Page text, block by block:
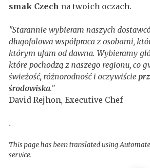
smak Czech na twoich oczach.
"Starannie wybieram naszych
długofalowa współpraca z osobami,
którym ufam od dawna. Wybieramy
które pochodzą z naszego regionu, co
świeżość, różnorodność i oczywiście
środowiska."
David Rejhon, Executive Chef
.
This page has been translated using
service.